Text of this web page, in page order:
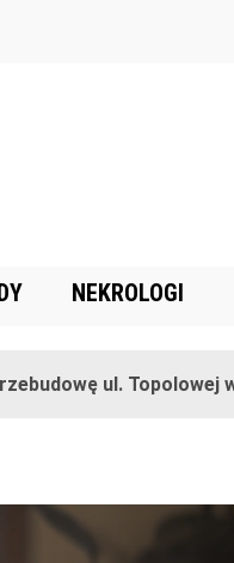
NEKROLOGI
Topolowej w